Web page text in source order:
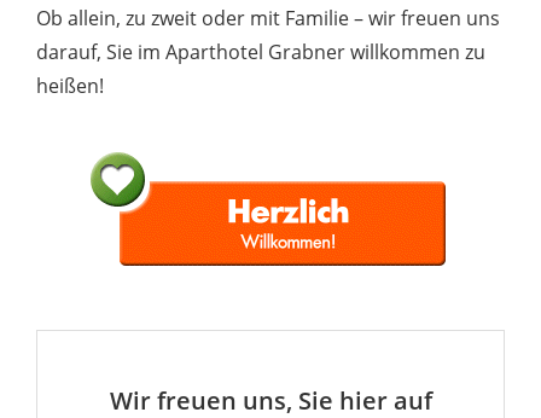
Ob allein, zu zweit oder mit Familie – wir freuen uns
darauf, Sie im Aparthotel Grabner willkommen zu
heißen!
Wir freuen uns, Sie hier auf